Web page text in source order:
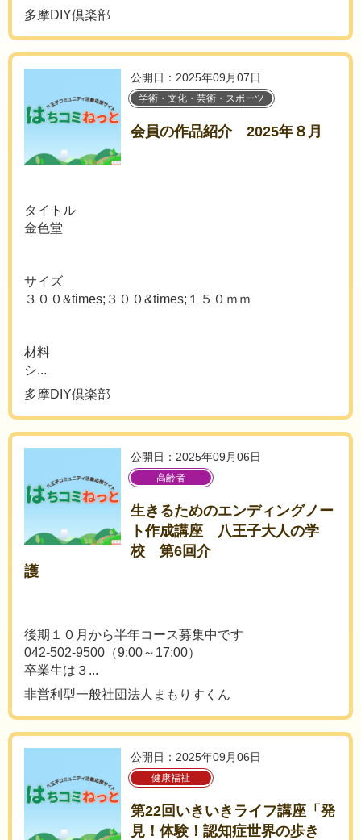
多摩DIY倶楽部
公開日：2025年09月07日
学術・文化・芸術・スポーツ
会員の作品紹介 2025年８月
タイトル
金色堂
サイズ
３００&times;３００&times;１５０ｍｍ
材料
シ...
多摩DIY倶楽部
公開日：2025年09月06日
高齢者
生きるためのエンディングノー
ト作成講座 八王子大人の学
校 第6回介
護
後期１０月から半年コース募集中です
042-502-9500（9:00～17:00）
卒業生は３...
非営利型一般社団法人まもりすくん
公開日：2025年09月06日
健康福祉
第22回いきいきライフ講座「発
見！体験！認知症世界の歩き